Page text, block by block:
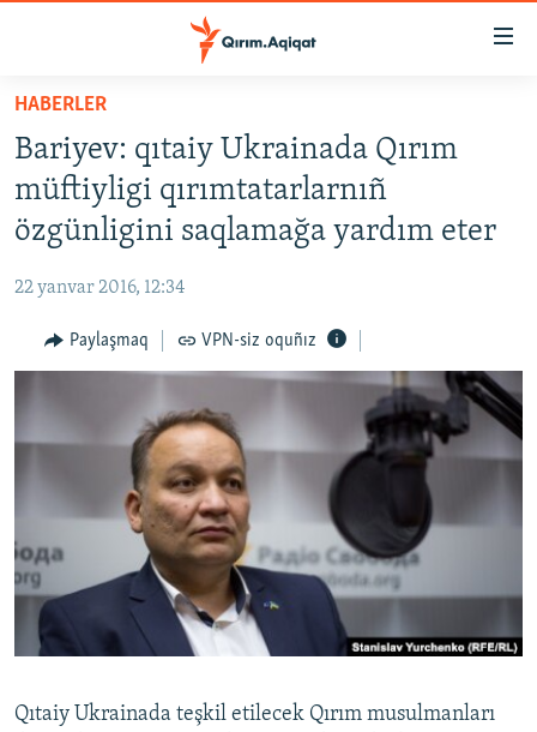
Esas
qaytmaq
Baş
navigatsiyağa
qaytmaq
Qıdıruvğa
qaytmaq
SİYASET
İQTİSADİYAT
MEDENİYET
İNSAN AQLARI
FİKİR
Русский
Українською
HABERLER
Bariyev: qıtaiy Ukrainada Qırım
müftiyligi qırımtatarlarnıñ
özgünligini saqlamağa yardım eter
22 yanvar 2016, 12:34
Paylaşmaq VPN-siz oquñız
Qıtaiy Ukrainada teşkil etilecek Qırım musulmanları